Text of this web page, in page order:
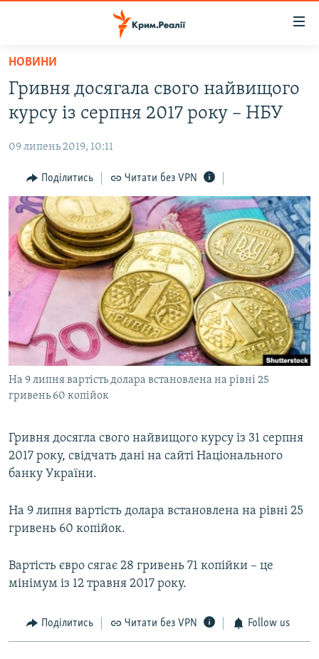
Перейти
основного
матеріалу
Перейти
до
навігації
Перейти
пошуку
ВОДА.КРИМ
ВІДЕО ТА ФОТО
ПОЛІТИКА
БЛОГИ
ПОГЛЯД
ІНТЕРВ'Ю
ВСЕ ЗА ДЕНЬ
СПЕЦПРОЕКТИ
ДЕПОРТАЦІЯ
ВІДЕОУРОКИ «ELIFBE»
СВІДЧЕННЯ ОКУПАЦІЇ
УКРАЇНСЬКА ПРОБЛЕМА КРИМУ
ЯК ОБІЙТИ БЛОКУВАННЯ
Русский
Qırımtatar
Усі сайти RFE/RL
НОВИНИ
Гривня досягала свого найвищого
курсу із серпня 2017 року – НБУ
09 липень 2019, 10:11
Поділитись Читати без VPN
На 9 липня вартість долара встановлена на рівні 25
гривень 60 копійок
Гривня досягла свого найвищого курсу із 31 серпня
2017 року, свідчать дані на сайті Національного
банку України.
На 9 липня вартість долара встановлена на рівні 25
гривень 60 копійок.
Вартість євро сягає 28 гривень 71 копійки – це
мінімум із 12 травня 2017 року.
Поділитись Читати без VPN Follow us